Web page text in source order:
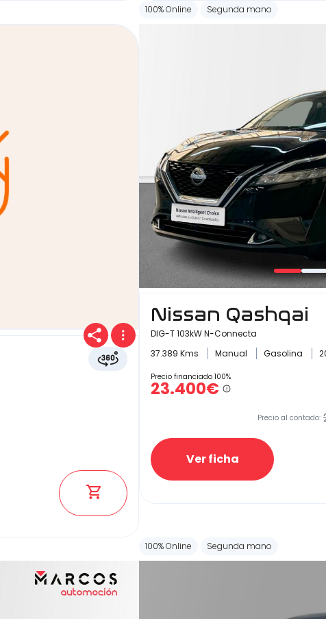
100% Online Segunda mano
Nissan Qashqai
DIG-T 103kW N-Connecta
37.389 Kms
Manual Gasolina
Precio financiado 100%
23.400€
Precio al contado:
Ver ficha
100% Online Segunda mano